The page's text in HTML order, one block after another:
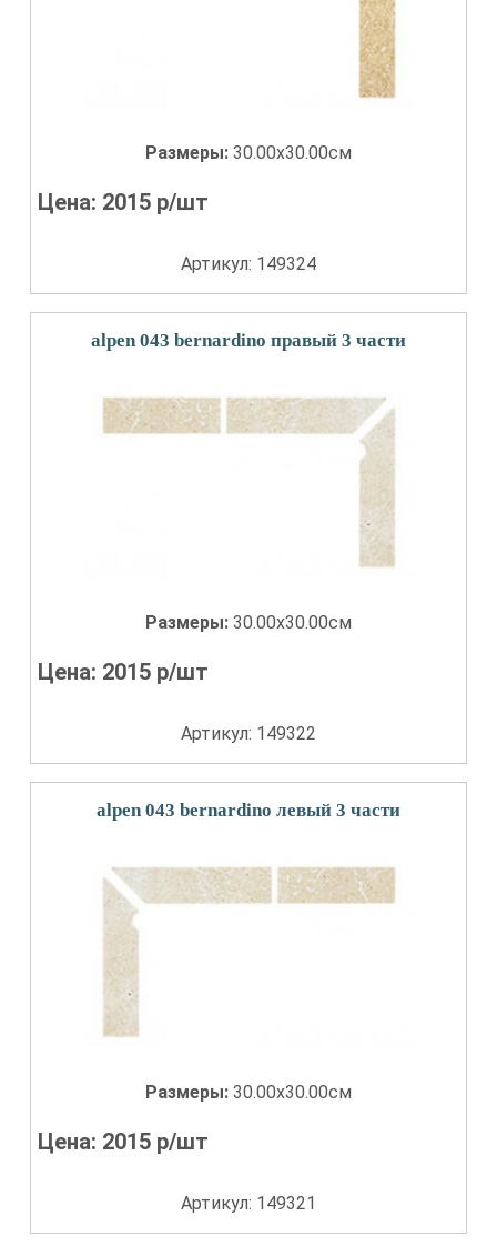
Размеры: 30.00x30.00см
Цена: 2015 р/шт
Артикул: 149324
alpen 043 bernardino правый 3 части
Размеры: 30.00x30.00см
Цена: 2015 р/шт
Артикул: 149322
alpen 043 bernardino левый 3 части
Размеры: 30.00x30.00см
Цена: 2015 р/шт
Артикул: 149321